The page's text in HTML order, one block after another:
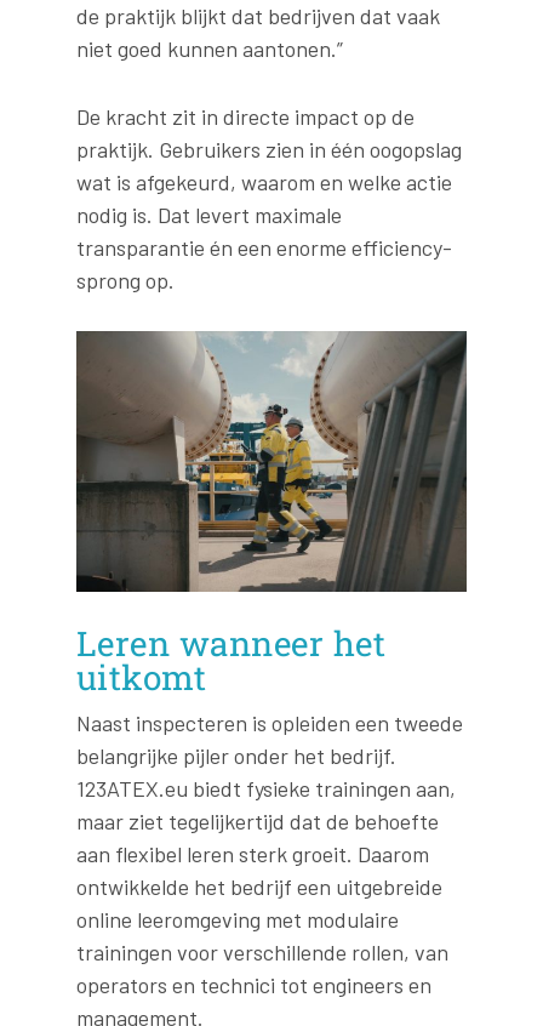
de praktijk blijkt dat bedrijven dat vaak
niet goed kunnen aantonen.”
De kracht zit in directe impact op de
praktijk. Gebruikers zien in één oogopslag
wat is afgekeurd, waarom en welke actie
nodig is. Dat levert maximale
transparantie én een enorme efficiency-
sprong op.
Leren wanneer het
uitkomt
Naast inspecteren is opleiden een tweede
belangrijke pijler onder het bedrijf.
123ATEX.eu biedt fysieke trainingen aan,
maar ziet tegelijkertijd dat de behoefte
aan flexibel leren sterk groeit. Daarom
ontwikkelde het bedrijf een uitgebreide
online leeromgeving met modulaire
trainingen voor verschillende rollen, van
operators en technici tot engineers en
management.